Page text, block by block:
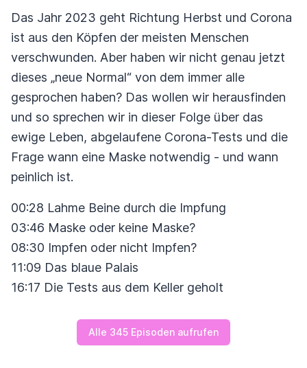
Das Jahr 2023 geht Richtung Herbst und Corona
ist aus den Köpfen der meisten Menschen
verschwunden. Aber haben wir nicht genau jetzt
dieses „neue Normal“ von dem immer alle
gesprochen haben? Das wollen wir herausfinden
und so sprechen wir in dieser Folge über das
ewige Leben, abgelaufene Corona-Tests und die
Frage wann eine Maske notwendig - und wann
peinlich ist.
00:28 Lahme Beine durch die Impfung
03:46 Maske oder keine Maske?
08:30 Impfen oder nicht Impfen?
11:09 Das blaue Palais
16:17 Die Tests aus dem Keller geholt
Alle 345 Episoden aufrufen